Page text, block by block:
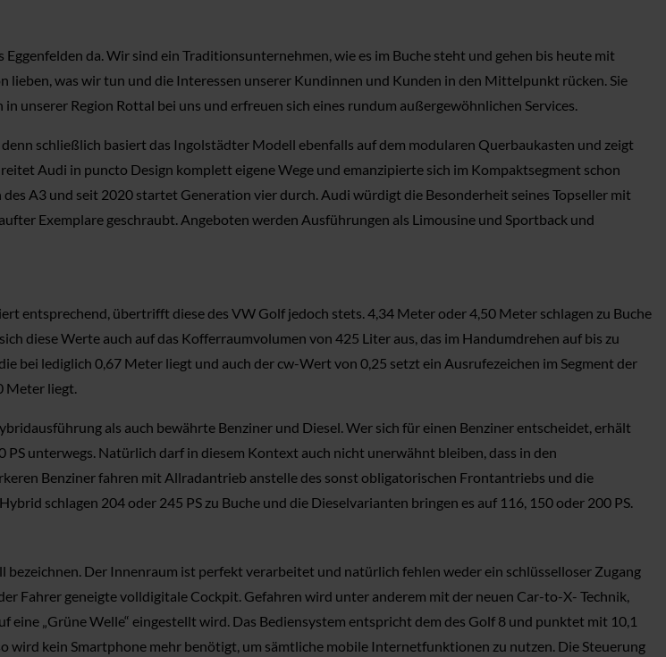
da. Wir sind ein Traditionsunternehmen, wie es im Buche steht und gehen bis heute mit
lieben, was wir tun und die Interessen unserer Kundinnen und Kunden in den Mittelpunkt rücken. Sie
unserer Region Rottal bei uns und erfreuen sich eines rundum außergewöhnlichen Services.
schließlich basiert das Ingolstädter Modell ebenfalls auf dem modularen Querbaukasten und zeigt
Audi in puncto Design komplett eigene Wege und emanzipierte sich im Kompaktsegment schon
A3 und seit 2020 startet Generation vier durch. Audi würdigt die Besonderheit seines Topseller mit
Exemplare geschraubt. Angeboten werden Ausführungen als Limousine und Sportback und
entsprechend, übertrifft diese des VW Golf jedoch stets. 4,34 Meter oder 4,50 Meter schlagen zu Buche
diese Werte auch auf das Kofferraumvolumen von 425 Liter aus, das im Handumdrehen auf bis zu
bei lediglich 0,67 Meter liegt und auch der cw-Wert von 0,25 setzt ein Ausrufezeichen im Segment der
Meter liegt.
als auch bewährte Benziner und Diesel. Wer sich für einen Benziner entscheidet, erhält
unterwegs. Natürlich darf in diesem Kontext auch nicht unerwähnt bleiben, dass in den
Benziner fahren mit Allradantrieb anstelle des sonst obligatorischen Frontantriebs und die
schlagen 204 oder 245 PS zu Buche und die Dieselvarianten bringen es auf 116, 150 oder 200 PS.
Der Innenraum ist perfekt verarbeitet und natürlich fehlen weder ein schlüsselloser Zugang
Fahrer geneigte volldigitale Cockpit. Gefahren wird unter anderem mit der neuen Car-to-X- Technik,
„Grüne Welle“ eingestellt wird. Das Bediensystem entspricht dem des Golf 8 und punktet mit 10,1
wird kein Smartphone mehr benötigt, um sämtliche mobile Internetfunktionen zu nutzen. Die Steuerung